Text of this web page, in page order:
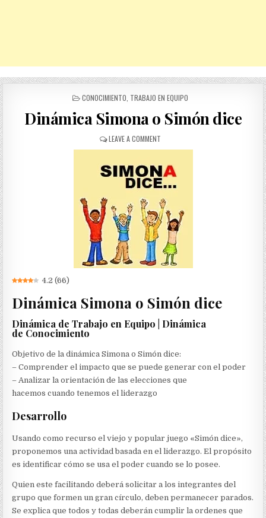
POSTED
CONOCIMIENTO TRABAJO EN EQUIPO
Dinámica Simona o Simón dice
LEAVE A COMMENTON
DINÁMICA
O
SIMÓN
DICE
4.2 (66)
Dinámica Simona o Simón dice
Dinámica de Trabajo en Equipo | Dinámica
de Conocimiento
Objetivo de la dinámica Simona o Simón dice:
– Comprender el impacto que se puede generar con el poder
– Analizar la orientación de las elecciones que
hacemos cuando tenemos el liderazgo
Desarrollo
Usando como recurso el viejo y popular juego «Simón dice»,
proponemos una actividad basada en el liderazgo. El propósito
es identificar cómo se usa el poder cuando se lo posee.
Quien este facilitando deberá solicitar a los integrantes del
grupo que formen un gran círculo, deben permanecer parados.
Se explica que todos y todas deberán cumplir la ordenes que